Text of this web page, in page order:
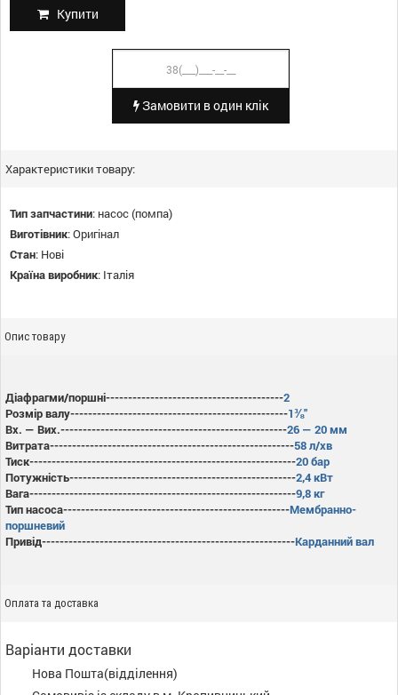
Купити
Замовити в один клік
Характеристики товару:
Тип запчастини: насос (помпа)
Виготівник:Оригінал
Стан: Нові
Країна виробник: Італія
Опис товару
Діафрагми/поршні----------------------------------------2
Розмір валу-------------------------------------------------1⅜"
Вх. — Вих.---------------------------------------------------26 — 20 мм
Витрата-------------------------------------------------------58 л/хв
Тиск------------------------------------------------------------20 бар
Потужність---------------------------------------------------2,4 кВт
Вага------------------------------------------------------------9,8 кг
Тип насоса---------------------------------------------------Мембранно-
поршневий
Привід---------------------------------------------------------Карданний вал
Оплата та доставка
Варіанти доставки
Нова Пошта(відділення)